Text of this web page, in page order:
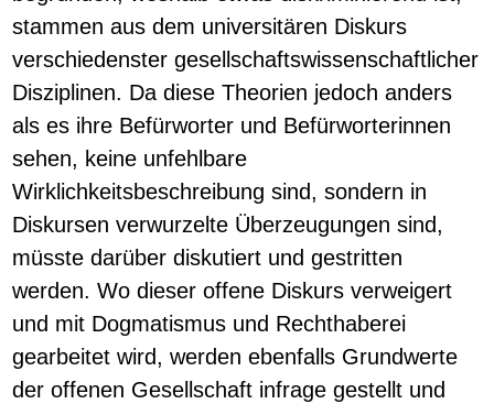
stammen aus dem universitären Diskurs
verschiedenster gesellschaftswissenschaftlicher
Disziplinen. Da diese Theorien jedoch anders
als es ihre Befürworter und Befürworterinnen
sehen, keine unfehlbare
Wirklichkeitsbeschreibung sind, sondern in
Diskursen verwurzelte Überzeugungen sind,
müsste darüber diskutiert und gestritten
werden. Wo dieser offene Diskurs verweigert
und mit Dogmatismus und Rechthaberei
gearbeitet wird, werden ebenfalls Grundwerte
der offenen Gesellschaft infrage gestellt und